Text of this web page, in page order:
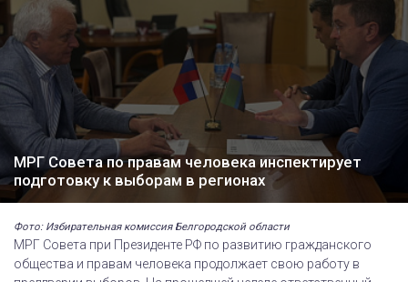
МРГ Совета по правам человека инспектирует
подготовку к выборам в регионах
Фото: Избирательная комиссия Белгородской области
МРГ Совета при Президенте РФ по развитию гражданского
общества и правам человека продолжает свою работу в